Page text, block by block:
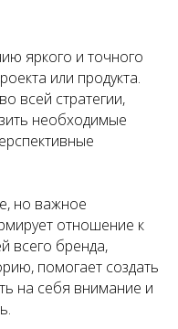
яркого и точного
или продукта.
всей стратегии,
необходимые
но важное
отношение к
всего бренда,
помогает создать
на себя внимание и